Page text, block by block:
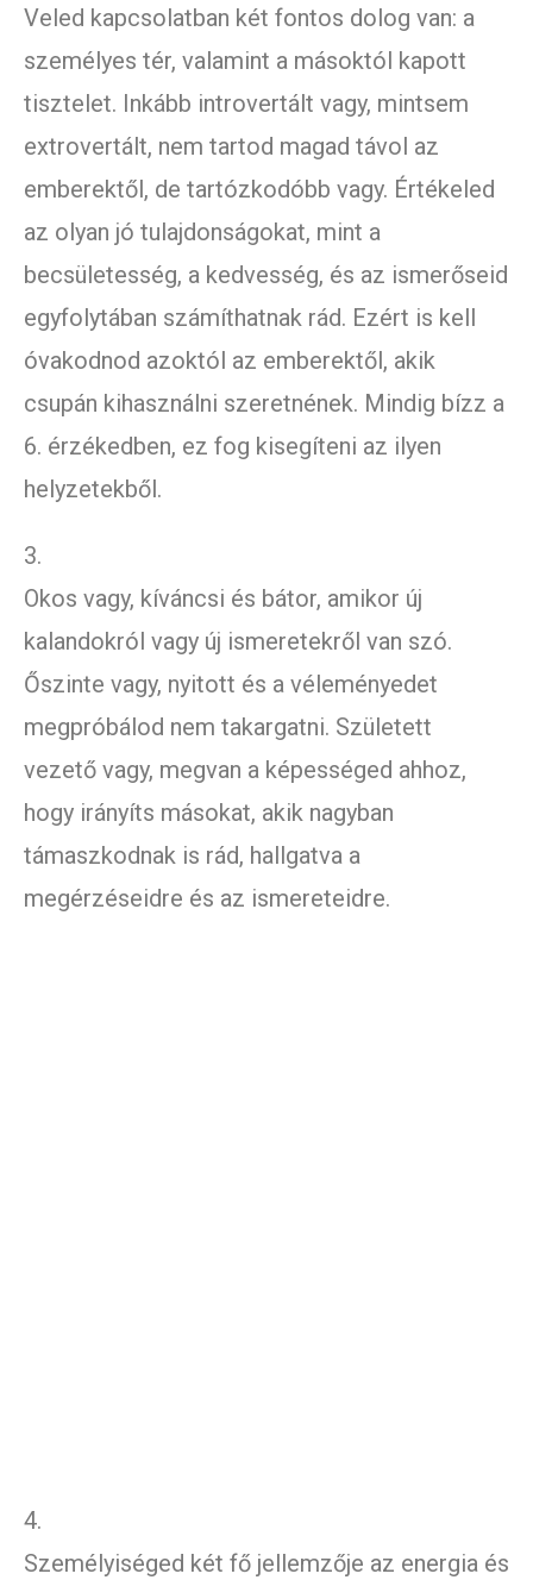
Veled kapcsolatban két fontos dolog van: a
személyes tér, valamint a másoktól kapott
tisztelet. Inkább introvertált vagy, mintsem
extrovertált, nem tartod magad távol az
emberektől, de tartózkodóbb vagy. Értékeled
az olyan jó tulajdonságokat, mint a
becsületesség, a kedvesség, és az ismerőseid
egyfolytában számíthatnak rád. Ezért is kell
óvakodnod azoktól az emberektől, akik
csupán kihasználni szeretnének. Mindig bízz a
6. érzékedben, ez fog kisegíteni az ilyen
helyzetekből.
3.
Okos vagy, kíváncsi és bátor, amikor új
kalandokról vagy új ismeretekről van szó.
Őszinte vagy, nyitott és a véleményedet
megpróbálod nem takargatni. Született
vezető vagy, megvan a képességed ahhoz,
hogy irányíts másokat, akik nagyban
támaszkodnak is rád, hallgatva a
megérzéseidre és az ismereteidre.
4.
Személyiséged két fő jellemzője az energia és